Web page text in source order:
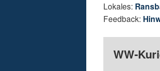
Lokales:
Feedback:
WW-